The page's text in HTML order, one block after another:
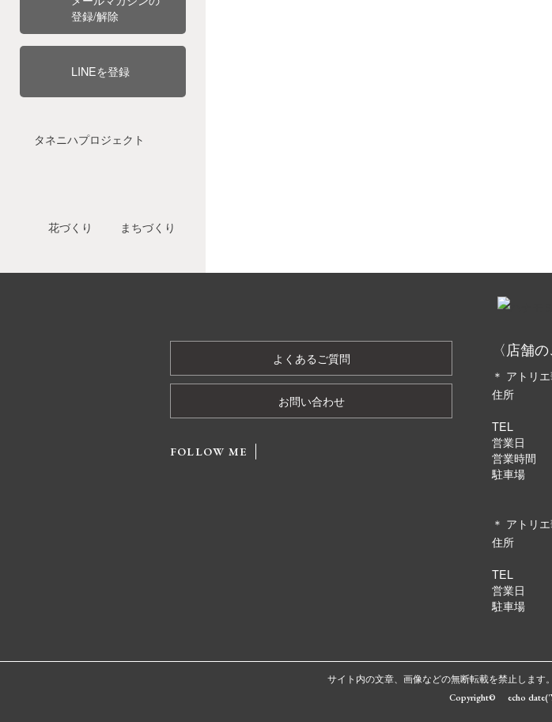
登録/解除
LINEを登録
タネニハプロジェクト
花づくり まちづくり
よくあるご質問
お問い合わせ
FOLLOW ME
〈店舗
＊ アトリ
住所
TEL
営業日
営業時間
駐車場
＊ アトリ
住所
TEL
営業日
駐車場
サイト内の文章、画像などの無断転載を禁止します
Copyright© echo